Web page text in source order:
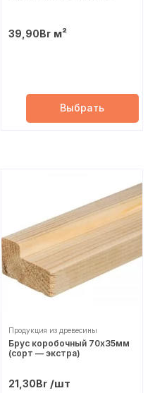
39,90Brм²
Выбрать
Продукция из древесины
Брус коробочный 70х35мм
(сорт — экстра)
21,30Br/шт